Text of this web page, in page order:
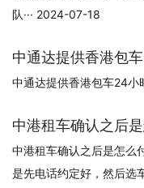
队··· 2024-07-18
中通达提供香港包
中通达提供香港包车24
中港租车确认之后
中港租车确认之后是怎么
是先电话约定好，然后选